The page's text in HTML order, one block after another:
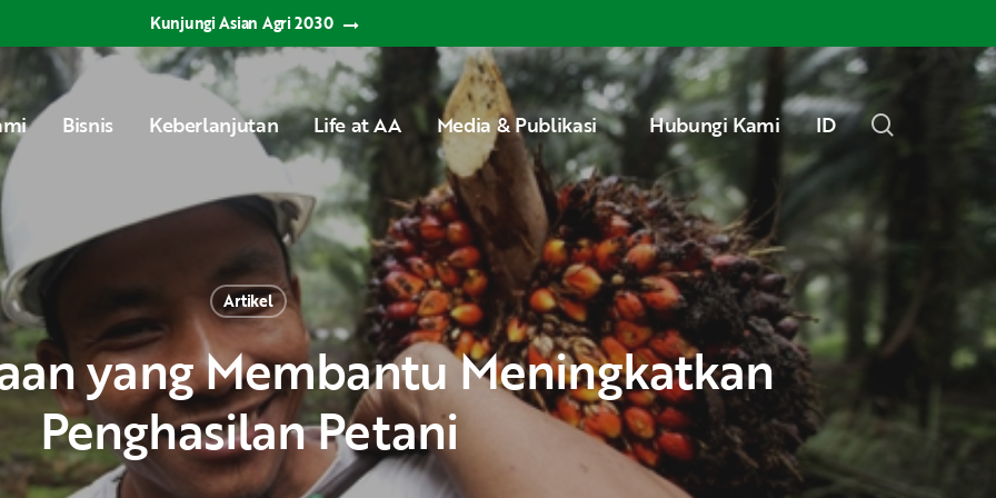
Kunjungi Asian Agri 2030
Bisnis Keberlanjutan Life at AA Media & Publikasi Hubungi Kami ID
Artikel
Penghasilan Petani